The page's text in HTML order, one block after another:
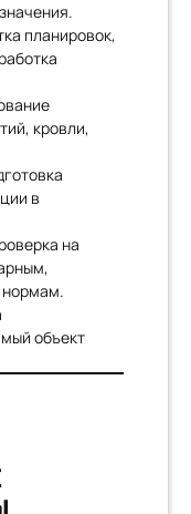
планировок,
кровли,
в
на
нормам.
объект